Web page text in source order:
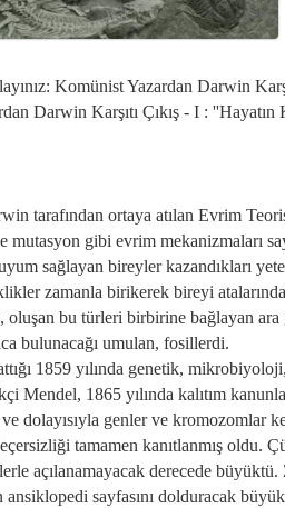
Komünist Yazardan Darwin
Darwin Karşıtı Çıkış - I : ''Hayatın
tarafından ortaya atılan Evrim
mutasyon gibi evrim mekanizmaları
sağlayan bireyler kazandıkları
zamanla birikerek bireyi
bu türleri birbirine bağlayan ara
bulunacağı umulan, fosillerdi.
1859 yılında genetik,
Mendel, 1865 yılında kalıtım
dolayısıyla genler ve kromozomlar
tamamen kanıtlanmış oldu.
açılanamayacak derecede büyüktü.
sayfasını dolduracak